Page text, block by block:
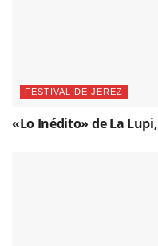
FESTIVAL DE JEREZ
«Lo Inédito» de La